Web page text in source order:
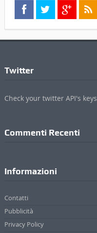
Twitter
Check your twitter API's keys
Commenti Recenti
Informazioni
Contatti
Pubblicità
Privacy Policy